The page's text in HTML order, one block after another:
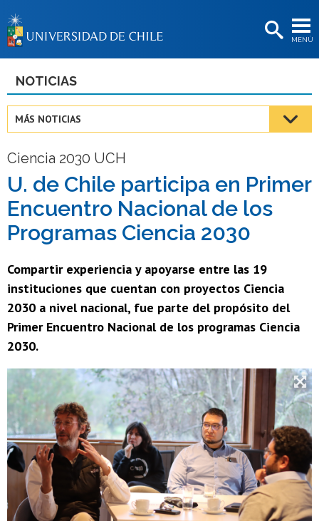
MENÚ
BIBLIOTECAS
Estudiantes
Académicas/os
Funcionarias/os
Egresadas/os
NOTICIAS
MÁS NOTICIAS
Ciencia 2030 UCH
U. de Chile participa en Primer
Encuentro Nacional de los
Programas Ciencia 2030
Compartir experiencia y apoyarse entre las 19
instituciones que cuentan con proyectos Ciencia
2030 a nivel nacional, fue parte del propósito del
Primer Encuentro Nacional de los programas Ciencia
2030.